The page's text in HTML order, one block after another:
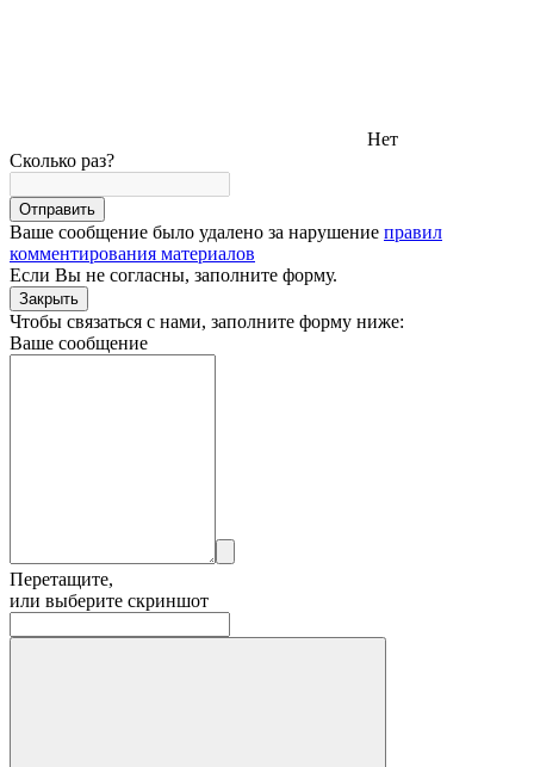
Нет
Сколько раз?
Отправить
Ваше сообщение было удалено за нарушение правил
комментирования материалов
Если Вы не согласны, заполните форму.
Закрыть
Чтобы связаться с нами, заполните форму ниже:
Ваше сообщение
Перетащите,
или выберите скриншот